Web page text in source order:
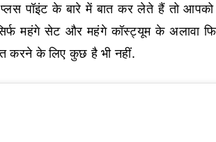
पॉइंट के बारे में बात कर लेते हैं तो आपको
महंगे सेट और महंगे कॉस्ट्यूम के अलावा
करने के लिए कुछ है भी नहीं.